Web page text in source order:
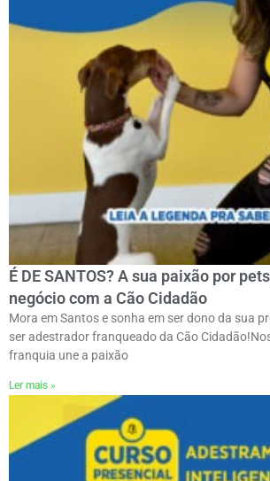
É DE SANTOS? A sua paixão por
negócio com a Cão Cidadão
Mora em Santos e sonha em ser dono da sua
ser adestrador franqueado da Cão Cidadão!ㅤ
franquia une a paixão
Ler mais »